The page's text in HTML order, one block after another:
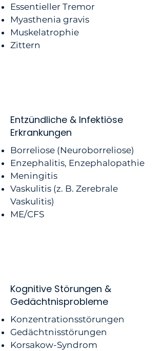
Essentieller Tremor
Myasthenia gravis
Muskelatrophie
Zittern
Entzündliche & Infektiöse
Erkrankungen
Borreliose (Neuroborreliose)
Enzephalitis, Enzephalopathie
Meningitis
Vaskulitis (z. B. Zerebrale
Vaskulitis)
ME/CFS
Kognitive Störungen &
Gedächtnisprobleme
Konzentrationsstörungen
Gedächtnisstörungen
Korsakow-Syndrom